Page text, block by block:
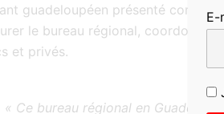
guadeloupéen présenté
le bureau régional, coordonner
et privés.
« Ce bureau régional en
E-